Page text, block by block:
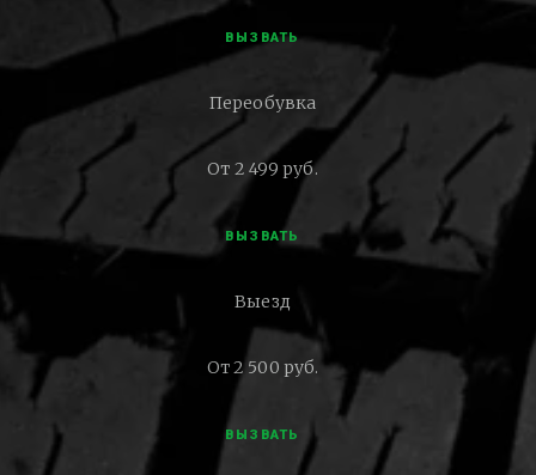
ВЫЗВАТЬ
Переобувка
От 2 499 руб.
ВЫЗВАТЬ
Выезд
От 2 500 руб.
ВЫЗВАТЬ